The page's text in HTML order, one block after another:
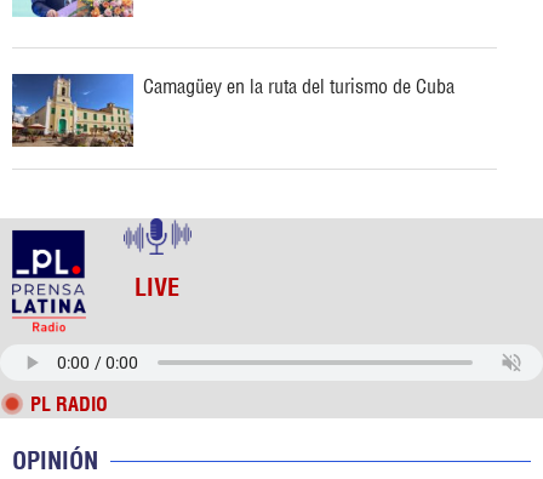
Camagüey en la ruta del turismo de Cuba
LIVE
PL RADIO
OPINIÓN